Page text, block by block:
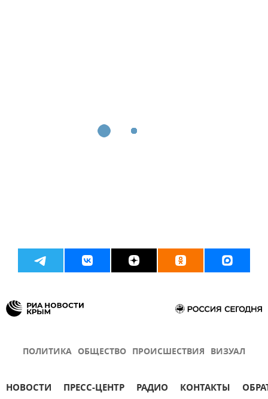
ПОЛИТИКА ОБЩЕСТВО ПРОИСШЕСТВИЯ ВИЗУАЛ
НОВОСТИ ПРЕСС-ЦЕНТР РАДИО КОНТАКТЫ